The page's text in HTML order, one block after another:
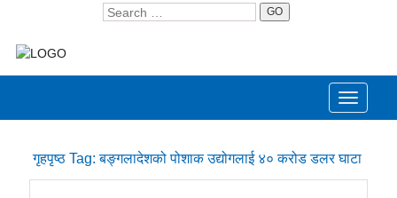
GO
Toggle
गृहपृष्ठ Tag:बङ्गलादेशको पोशाक उद्योगलाई ४० करोड डलर घाटा